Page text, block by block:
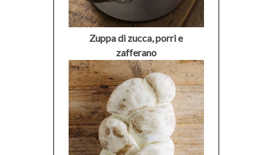
Zuppa di zucca, porri e
zafferano